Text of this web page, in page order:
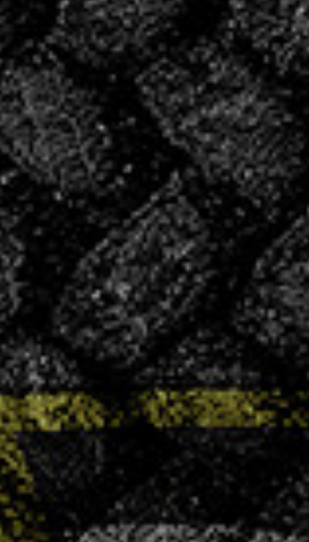
CONVOCATIONS
DU WE!
CONVOCATIONS
Vous souhaitez vous associer à un club
ambitieux et convivial ?
LA VHB FAMILY BUSINESS
NOS
ACTUALITÉS